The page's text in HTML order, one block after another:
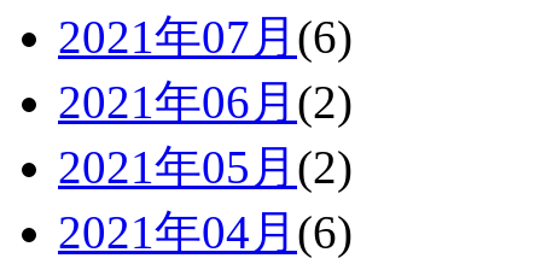
2021年07月 (6)
2021年06月 (2)
2021年05月 (2)
2021年04月 (6)